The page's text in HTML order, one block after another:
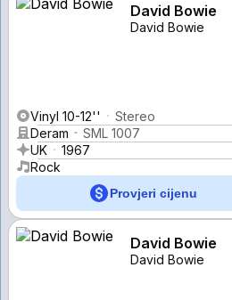
David Bowie
David Bowie
Vinyl 10-12''
Stereo
Deram
SML 1007
UK
1967
Rock
Provjeri cijenu
David Bowie
David Bowie